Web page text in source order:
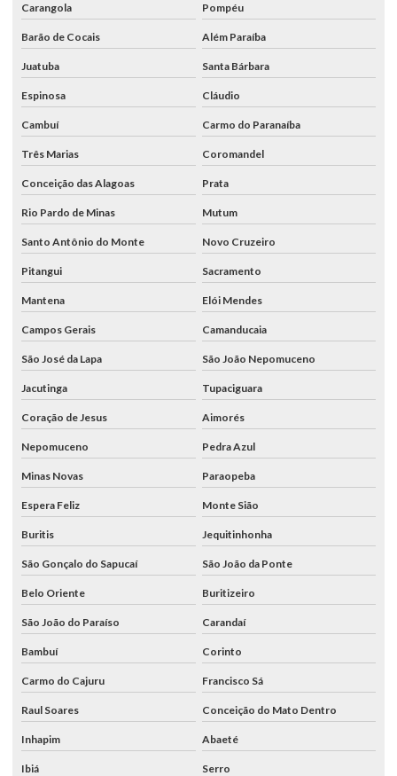
Carangola Pompéu
Barão de Cocais Além Paraíba
Juatuba Santa Bárbara
Espinosa Cláudio
Cambuí Carmo do Paranaíba
Três Marias Coromandel
Conceição das Alagoas Prata
Rio Pardo de Minas Mutum
Santo Antônio do Monte Novo Cruzeiro
Pitangui Sacramento
Mantena Elói Mendes
Campos Gerais Camanducaia
São José da Lapa São João Nepomuceno
Jacutinga Tupaciguara
Coração de Jesus Aimorés
Nepomuceno Pedra Azul
Minas Novas Paraopeba
Espera Feliz Monte Sião
Buritis Jequitinhonha
São Gonçalo do Sapucaí São João da Ponte
Belo Oriente Buritizeiro
São João do Paraíso Carandaí
Bambuí Corinto
Carmo do Cajuru Francisco Sá
Raul Soares Conceição do Mato Dentro
Inhapim Abaeté
Ibiá Serro